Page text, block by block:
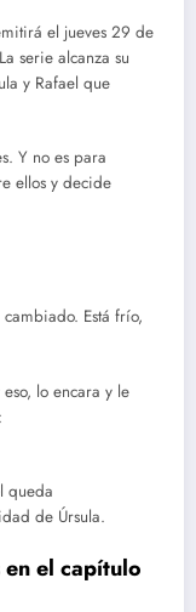
el jueves 29 de
serie alcanza su
y Rafael que
Y no es para
ellos y decide
Está frío,
lo encara y le
queda
de Úrsula.
el capítulo